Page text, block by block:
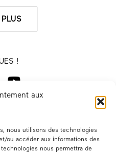
aux
nous utilisons des technologies
ou accéder aux informations des
nous permettra de
!